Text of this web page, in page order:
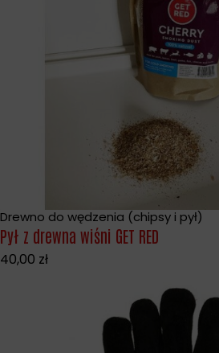
Drewno do wędzenia (chipsy i pył)
Pył z drewna wiśni GET RED
40,00 zł